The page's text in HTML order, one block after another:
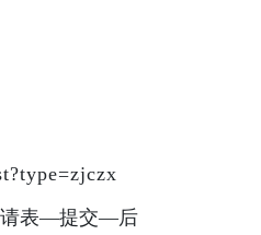
请表—提交—后